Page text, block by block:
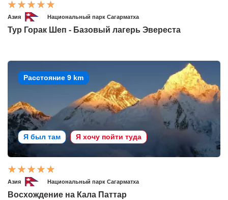
Азия Национальный парк Сагарматха
Тур Горак Шеп - Базовый лагерь Эвереста
Расстояние 9 km
Я был там Я хочу пойти туда
Азия Национальный парк Сагарматха
Восхождение на Кала Паттар